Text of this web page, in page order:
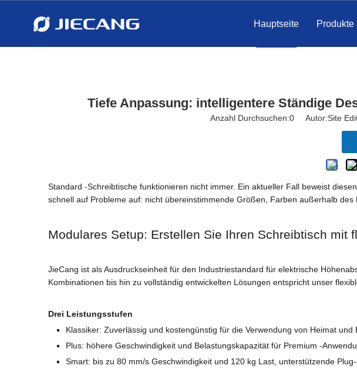
Hauptseite Produkte
Tiefe Anpassung: intelligentere Ständige
Anzahl Durchsuchen:0 Autor:Site
Standard -Schreibtische funktionieren nicht immer. Ein aktueller Fall beweist
schnell auf Probleme auf: nicht übereinstimmende Größen, Farben außerhalb
Modulares Setup: Erstellen Sie Ihren Schreibtisch mit
JieCang ist als Ausdruckseinheit für den Industriestandard für elektrische
Kombinationen bis hin zu vollständig entwickelten Lösungen entspricht unser
Drei Leistungsstufen
Klassiker: Zuverlässig und kostengünstig für die Verwendung von Heimat und
Plus: höhere Geschwindigkeit und Belastungskapazität für Premium -
Smart: bis zu 80 mm/s Geschwindigkeit und 120 kg Last, unterstützende